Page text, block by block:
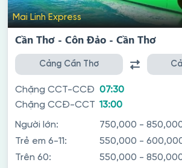
Mai Linh Express
Cần Thơ - Côn Đảo - Cần Thơ
Cảng Cần Thơ
Chặng CCT-CCĐ 07:30
Chặng CCĐ-CCT 13:00
Người lớn:
750,000 -
Trẻ em 6-11:
550,000 -
Trên 60:
550,000 -